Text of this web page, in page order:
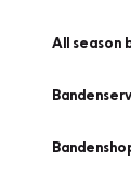
All season